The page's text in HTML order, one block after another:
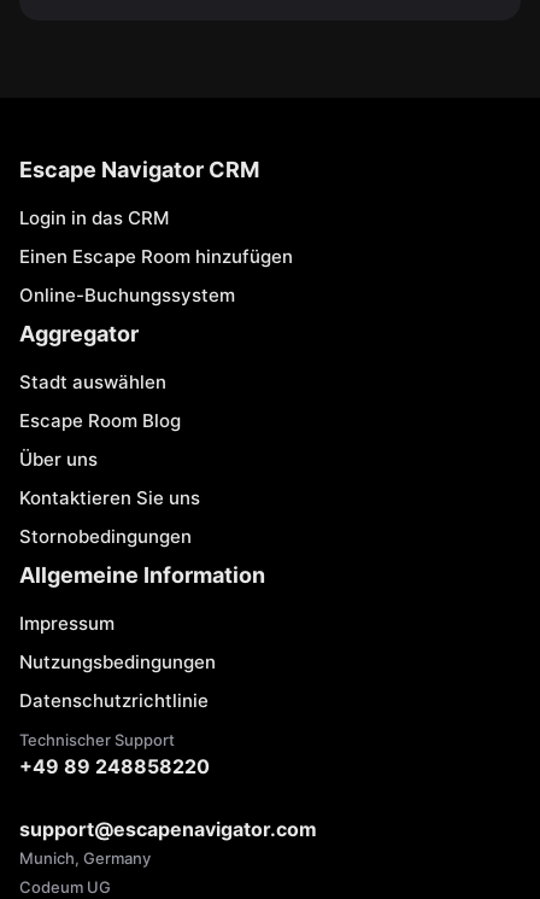
Escape Navigator CRM
Login in das CRM
Einen Escape Room hinzufügen
Online-Buchungssystem
Aggregator
Stadt auswählen
Escape Room Blog
Über uns
Kontaktieren Sie uns
Stornobedingungen
Allgemeine Information
Impressum
Nutzungsbedingungen
Datenschutzrichtlinie
Technischer Support
+49 89 248858220
support@escapenavigator.com
Munich, Germany
Codeum UG